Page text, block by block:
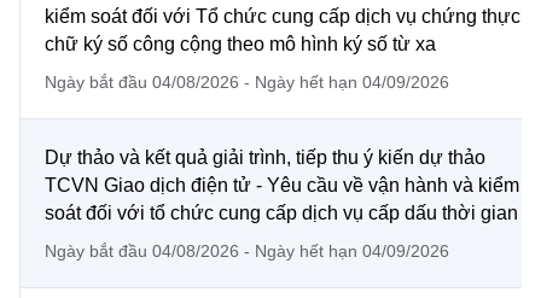
Chọn ngôn ngữ
Vietnamese English
BỘ KHOA HỌC VÀ CÔNG NGHỆ
kiểm soát đối với Tổ chức cung cấp dịch vụ chứng thực
chữ ký số công cộng theo mô hình ký số từ xa
Ngày bắt đầu 04/08/2026 - Ngày hết hạn 04/09/2026
Dự thảo và kết quả giải trình, tiếp thu ý kiến dự thảo
TCVN Giao dịch điện tử - Yêu cầu về vận hành và kiểm
soát đối với tổ chức cung cấp dịch vụ cấp dấu thời gian
Ngày bắt đầu 04/08/2026 - Ngày hết hạn 04/09/2026